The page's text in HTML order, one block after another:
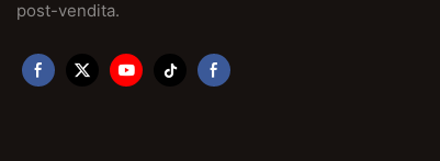
post-vendita.